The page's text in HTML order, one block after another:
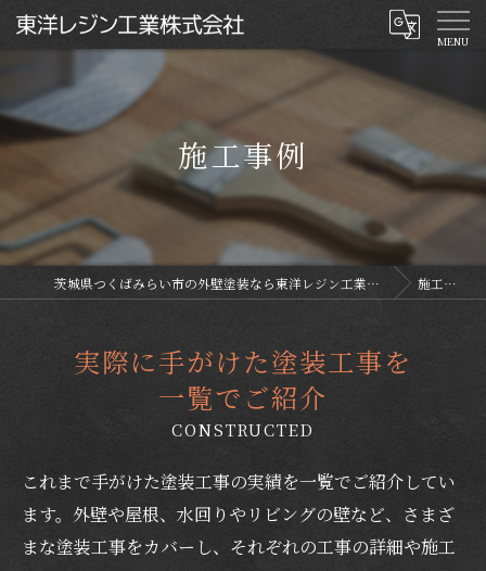
施工事例
茨城県つくばみらい市の外壁塗装なら東洋レジン工業株式会社 施工事例
実際に手がけた塗装工事を
一覧でご紹介
CONSTRUCTED
これまで手がけた塗装工事の実績を一覧でご紹介してい
ます。外壁や屋根、水回りやリビングの壁など、さまざ
まな塗装工事をカバーし、それぞれの工事の詳細や施工